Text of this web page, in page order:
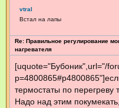
vtral
Встал на лапы
Re: Правильное регулирование
нагревателя
[uquote="Бубоник",url="/
термостаты по перегреву
Надо над этим